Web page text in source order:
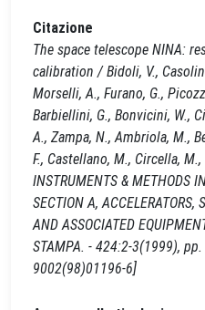
Citazione
The space telescope NINA:
calibration / Bidoli, V.,
Morselli, A., Furano, G.,
Barbiellini, G., Bonvicini, W.,
A., Zampa, N., Ambriola, M.,
F., Castellano, M., Circella,
INSTRUMENTS & METHODS
SECTION A, ACCELERATORS,
AND ASSOCIATED
STAMPA. - 424:2-3(1999),
9002(98)01196-6]